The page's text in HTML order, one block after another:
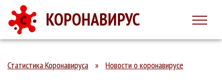
КОРОНАВИРУС
Статистика Коронавируса » Новости о коронавирусе